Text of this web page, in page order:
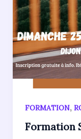
FORMATION,
Formation